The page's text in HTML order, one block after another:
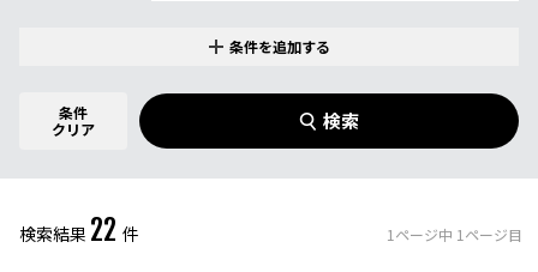
商品名
イラストレーター
レアリティ 0件選択中
条件を追加する
条件
クリア
検索
検索結果 22 件 1 ページ中 1 ページ目